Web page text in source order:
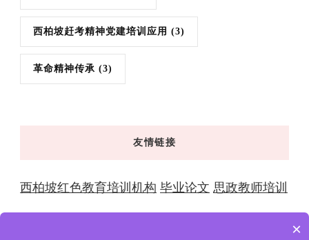
西柏坡赶考精神党建培训应用 (3)
革命精神传承 (3)
友情链接
西柏坡红色教育培训机构 毕业论文 思政教师培训
×